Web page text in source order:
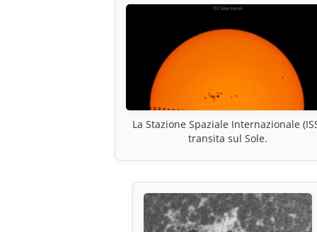
La Stazione Spaziale Internazionale
transita sul Sole.